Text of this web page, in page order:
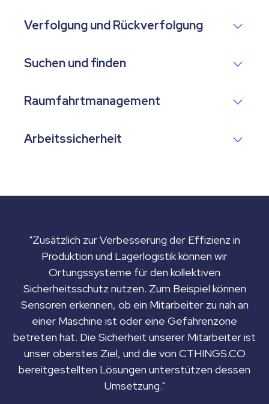
Verfolgung und Rückverfolgung
Suchen und finden
Raumfahrtmanagement
Arbeitssicherheit
"Zusätzlich zur Verbesserung der Effizienz in
Produktion und Lagerlogistik können wir
Ortungssysteme für den kollektiven
Sicherheitsschutz nutzen. Zum Beispiel können
Sensoren erkennen, ob ein Mitarbeiter zu nah an
einer Maschine ist oder eine Gefahrenzone
betreten hat. Die Sicherheit unserer Mitarbeiter ist
unser oberstes Ziel, und die von CTHINGS.CO
bereitgestellten Lösungen unterstützen dessen
Umsetzung."